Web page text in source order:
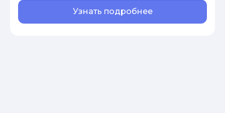
Узнать подробнее